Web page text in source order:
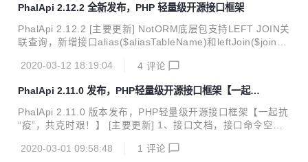
误处理，PhalApi\Error，可纪录警告、提醒和致命错误 5、在
线接口文档，支持更多示例，如：Javascript示例、Object-C
示例、Java示例、CURL示例、PHP示例、Pyt...
PhalApi 2.12.2 全新发布，PHP 轻量级开源接口框架
PhalApi 2.12.2 [主要更新] NotORM底层包支持LEFT JOIN关
联查询，新增接口alias($aliasTableName)和leftJoin($joinTa
好。 进行数据库查询时，以下划线+数字为后缀的表名会自动
通过新增的dbs.tables.__default__.keep_suffix_if_no_map
配置项，当设置为true时可以在当分表未匹配时依然保留数字
作为表后缀。分表路由中也可通过keep_suffix_if_no...
2020-03-12 18:19:04 4 评论
PhalApi 2.11.0 发布，PHP轻量级开源接口框架【一起抗
“疫”，共克时艰！】
PhalApi 2.11.0 版本发布，PHP轻量级开源接口框架【一起抗
“疫”，共克时艰！】 [主要更新] 1、接口文档，接口命令空间
展类库中多级命名空间的接口，例如PhalApi\扩展名.Site.Ind
2020-03-01 09:58:48 1 评论